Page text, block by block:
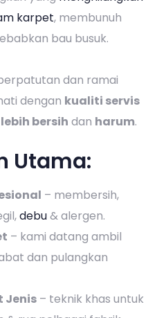
karpet, membunuh
bau busuk.
dan ramai
dengan kualiti servis
lebih bersih dan harum.
Utama:
– membersih,
debu& alergen.
– kami datang ambil
dan pulangkan
Jenis – teknik khas untuk